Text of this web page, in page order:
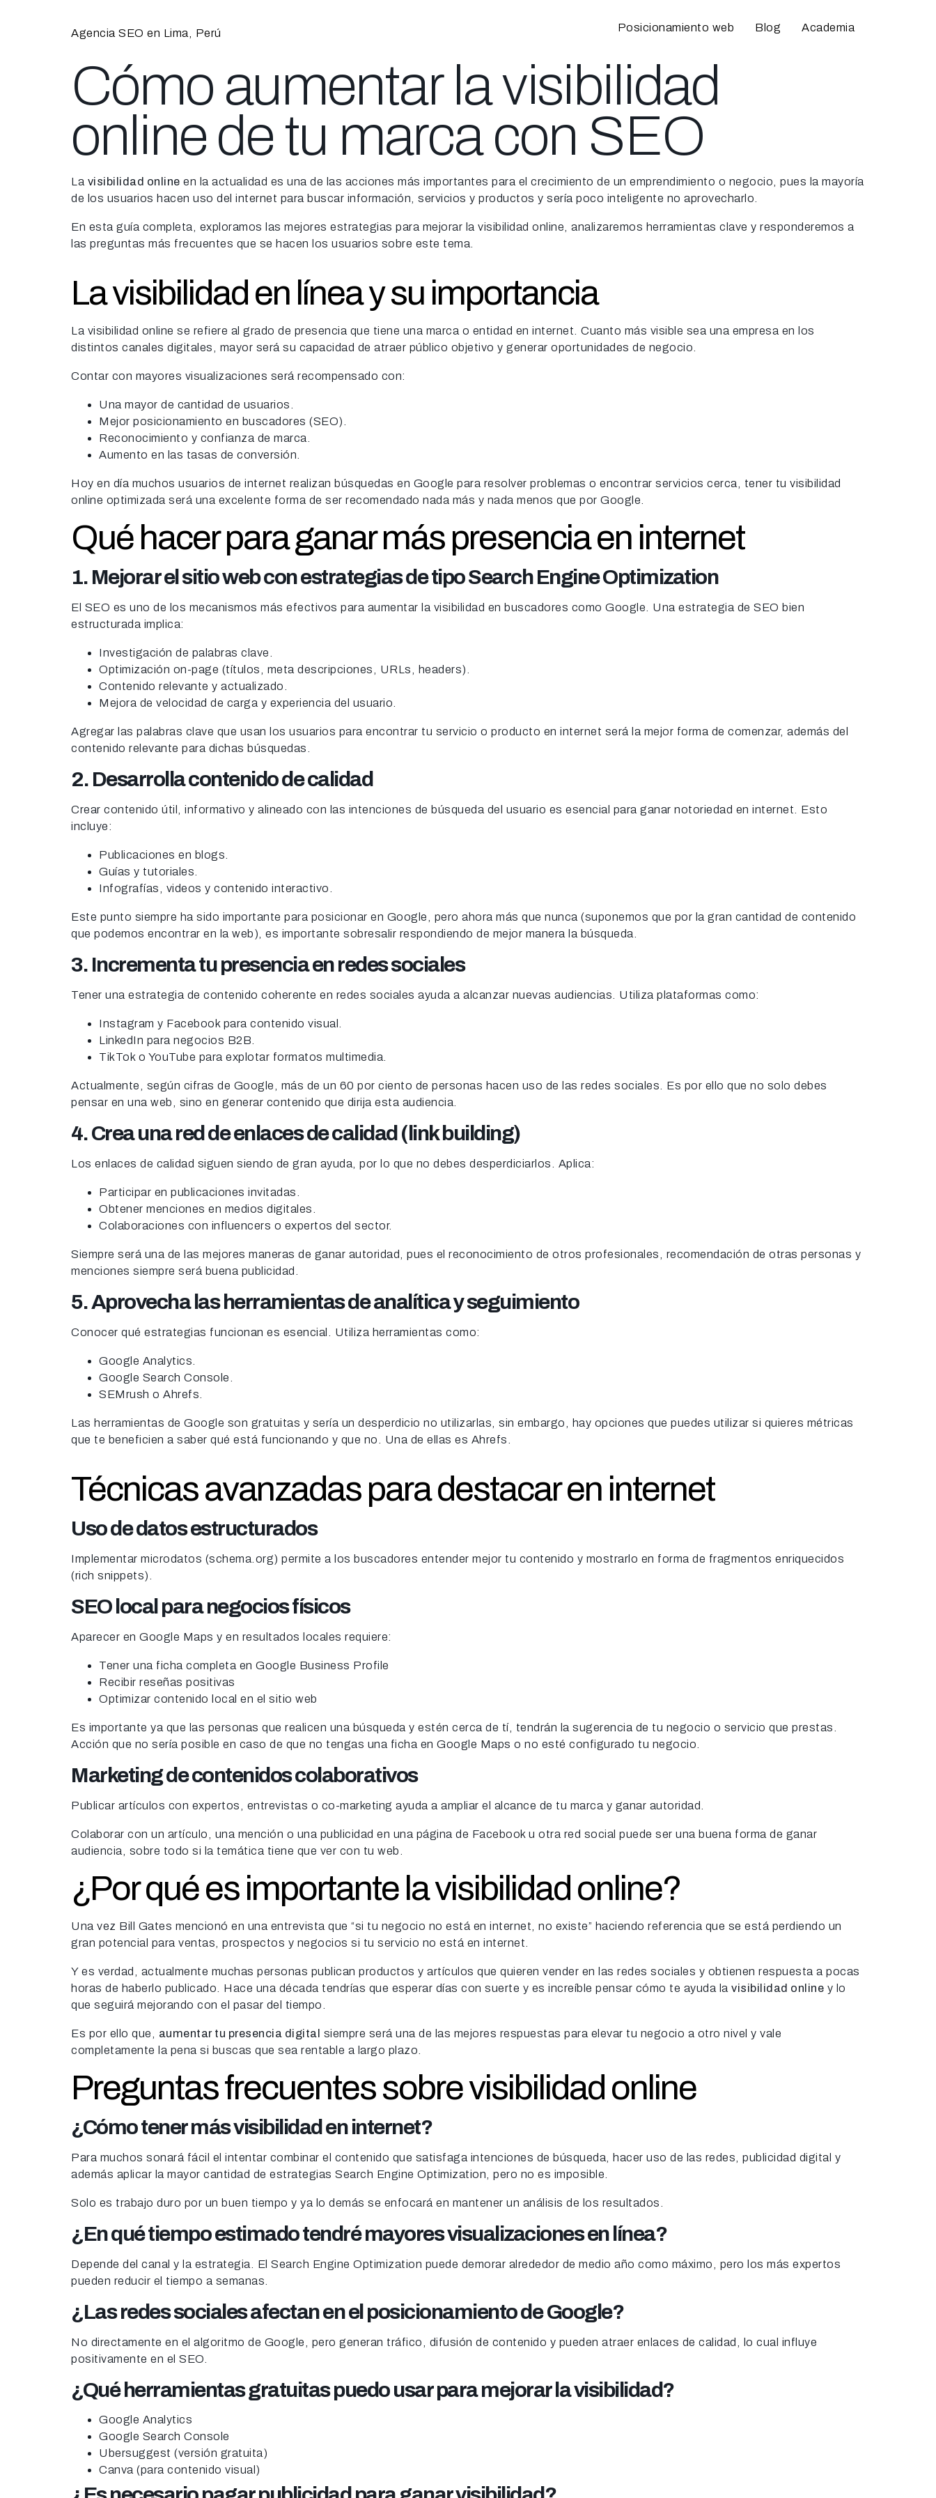
Agencia SEO en Lima, Perú Posicionamiento web Blog Academia
Cómo aumentar la visibilidad
online de tu marca con SEO
La visibilidad online en la actualidad es una de las acciones más importantes para el crecimiento de un emprendimiento o negocio, pues la mayoría
de los usuarios hacen uso del internet para buscar información, servicios y productos y sería poco inteligente no aprovecharlo.
En esta guía completa, exploramos las mejores estrategias para mejorar la visibilidad online, analizaremos herramientas clave y responderemos a
las preguntas más frecuentes que se hacen los usuarios sobre este tema.
La visibilidad en línea y su importancia
La visibilidad online se refiere al grado de presencia que tiene una marca o entidad en internet. Cuanto más visible sea una empresa en los
distintos canales digitales, mayor será su capacidad de atraer público objetivo y generar oportunidades de negocio.
Contar con mayores visualizaciones será recompensado con:
Una mayor de cantidad de usuarios.
Mejor posicionamiento en buscadores (SEO).
Reconocimiento y confianza de marca.
Aumento en las tasas de conversión.
Hoy en día muchos usuarios de internet realizan búsquedas en Google para resolver problemas o encontrar servicios cerca, tener tu visibilidad
online optimizada será una excelente forma de ser recomendado nada más y nada menos que por Google.
Qué hacer para ganar más presencia en internet
1. Mejorar el sitio web con estrategias de tipo Search Engine Optimization
El SEO es uno de los mecanismos más efectivos para aumentar la visibilidad en buscadores como Google. Una estrategia de SEO bien
estructurada implica:
Investigación de palabras clave.
Optimización on-page (títulos, meta descripciones, URLs, headers).
Contenido relevante y actualizado.
Mejora de velocidad de carga y experiencia del usuario.
Agregar las palabras clave que usan los usuarios para encontrar tu servicio o producto en internet será la mejor forma de comenzar, además del
contenido relevante para dichas búsquedas.
2. Desarrolla contenido de calidad
Crear contenido útil, informativo y alineado con las intenciones de búsqueda del usuario es esencial para ganar notoriedad en internet. Esto
incluye:
Publicaciones en blogs.
Guías y tutoriales.
Infografías, videos y contenido interactivo.
Este punto siempre ha sido importante para posicionar en Google, pero ahora más que nunca (suponemos que por la gran cantidad de contenido
que podemos encontrar en la web), es importante sobresalir respondiendo de mejor manera la búsqueda.
3. Incrementa tu presencia en redes sociales
Tener una estrategia de contenido coherente en redes sociales ayuda a alcanzar nuevas audiencias. Utiliza plataformas como:
Instagram y Facebook para contenido visual.
LinkedIn para negocios B2B.
TikTok o YouTube para explotar formatos multimedia.
Actualmente, según cifras de Google, más de un 60 por ciento de personas hacen uso de las redes sociales. Es por ello que no solo debes
pensar en una web, sino en generar contenido que dirija esta audiencia.
4. Crea una red de enlaces de calidad (link building)
Los enlaces de calidad siguen siendo de gran ayuda, por lo que no debes desperdiciarlos. Aplica:
Participar en publicaciones invitadas.
Obtener menciones en medios digitales.
Colaboraciones con influencers o expertos del sector.
Siempre será una de las mejores maneras de ganar autoridad, pues el reconocimiento de otros profesionales, recomendación de otras personas y
menciones siempre será buena publicidad.
5. Aprovecha las herramientas de analítica y seguimiento
Conocer qué estrategias funcionan es esencial. Utiliza herramientas como:
Google Analytics.
Google Search Console.
SEMrush o Ahrefs.
Las herramientas de Google son gratuitas y sería un desperdicio no utilizarlas, sin embargo, hay opciones que puedes utilizar si quieres métricas
que te beneficien a saber qué está funcionando y que no. Una de ellas es Ahrefs.
Técnicas avanzadas para destacar en internet
Uso de datos estructurados
Implementar microdatos (schema.org) permite a los buscadores entender mejor tu contenido y mostrarlo en forma de fragmentos enriquecidos
(rich snippets).
SEO local para negocios físicos
Aparecer en Google Maps y en resultados locales requiere:
Tener una ficha completa en Google Business Profile
Recibir reseñas positivas
Optimizar contenido local en el sitio web
Es importante ya que las personas que realicen una búsqueda y estén cerca de tí, tendrán la sugerencia de tu negocio o servicio que prestas.
Acción que no sería posible en caso de que no tengas una ficha en Google Maps o no esté configurado tu negocio.
Marketing de contenidos colaborativos
Publicar artículos con expertos, entrevistas o co-marketing ayuda a ampliar el alcance de tu marca y ganar autoridad.
Colaborar con un artículo, una mención o una publicidad en una página de Facebook u otra red social puede ser una buena forma de ganar
audiencia, sobre todo si la temática tiene que ver con tu web.
¿Por qué es importante la visibilidad online?
Una vez Bill Gates mencionó en una entrevista que “si tu negocio no está en internet, no existe” haciendo referencia que se está perdiendo un
gran potencial para ventas, prospectos y negocios si tu servicio no está en internet.
Y es verdad, actualmente muchas personas publican productos y artículos que quieren vender en las redes sociales y obtienen respuesta a pocas
horas de haberlo publicado. Hace una década tendrías que esperar días con suerte y es increíble pensar cómo te ayuda la visibilidad online y lo
que seguirá mejorando con el pasar del tiempo.
Es por ello que, aumentar tu presencia digital siempre será una de las mejores respuestas para elevar tu negocio a otro nivel y vale
completamente la pena si buscas que sea rentable a largo plazo.
Preguntas frecuentes sobre visibilidad online
¿Cómo tener más visibilidad en internet?
Para muchos sonará fácil el intentar combinar el contenido que satisfaga intenciones de búsqueda, hacer uso de las redes, publicidad digital y
además aplicar la mayor cantidad de estrategias Search Engine Optimization, pero no es imposible.
Solo es trabajo duro por un buen tiempo y ya lo demás se enfocará en mantener un análisis de los resultados.
¿En qué tiempo estimado tendré mayores visualizaciones en línea?
Depende del canal y la estrategia. El Search Engine Optimization puede demorar alrededor de medio año como máximo, pero los más expertos
pueden reducir el tiempo a semanas.
¿Las redes socialesafectan en el posicionamiento de Google?
No directamente en el algoritmo de Google, pero generan tráfico, difusión de contenido y pueden atraer enlaces de calidad, lo cual influye
positivamente en el SEO.
¿Qué herramientas gratuitas puedo usar para mejorar la visibilidad?
Google Analytics
Google Search Console
Ubersuggest (versión gratuita)
Canva (para contenido visual)